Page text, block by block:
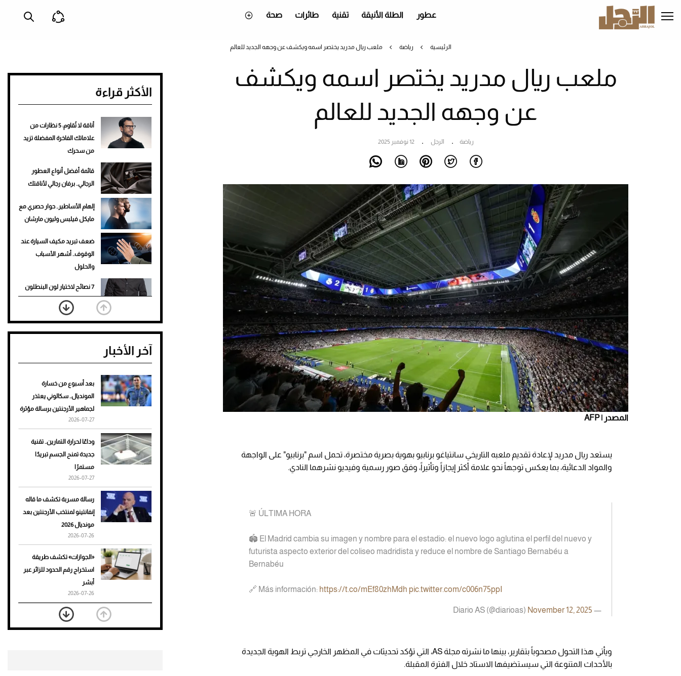
إلى
المحتوى
عطور الطلة الأنيقة تقنية طائرات صحة
الرئيسية رياضة ملعب ريال مدريد يختصر اسمه ويكشف عن وجهه الجديد للعالم
ملعب ريال مدريد يختصر اسمه ويكشف
عن وجهه الجديد للعالم
رياضة الرجل 12 نوفمبر 2025
المصدر | AFP
يستعد ريال مدريد لإعادة تقديم ملعبه التاريخي سانتياغو برنابيو بهوية بصرية مختصرة، تحمل اسم "برنابيو" على الواجهة
والمواد الدعائية، بما يعكس توجهاً نحو علامة أكثر إيجازاً وتأثيراً، وفق صور رسمية وفيديو نشرهما النادي.
🚨 ÚLTIMA HORA
🏟️ El Madrid cambia su imagen y nombre para el estadio: el nuevo logo aglutina el perfil del nuevo y
futurista aspecto exterior del coliseo madridista y reduce el nombre de Santiago Bernabéu a
Bernabéu
🔗 Más información: https://t.co/mEf80zhMdh pic.twitter.com/c006n75ppI
— Diario AS (@diarioas)
November 12, 2025
ويأتي هذا التحول مصحوباً بتقارير، بينها ما نشرته مجلة AS، التي تؤكد تحديثات في المظهر الخارجي تربط الهوية الجديدة
بالأحداث المتنوعة التي سيستضيفها الاستاد خلال الفترة المقبلة.
الأكثر قراءة
أناقة لا تُقاوم: 5 نظارات من
علاماتك الفاخرة المفضلة تزيد
من سحرك
قائمة أفضل أنواع العطور
الرجالي.. برفان رجالي لأناقتك
إلهام الأساطير.. حوار حصري مع
مايكل فيلبس وليون مارشان
ضعف تبريد مكيف السيارة عند
الوقوف.. أشهر الأسباب
والحلول
7 نصائح لاختيار لون البنطلون
المناسب للقميص الأسود
نرى المستقبل من خلال
تصميماتنا.. كيف حجزت 1886
تمنحك فخامة استثنائية
هوى الأبطال
أفضل تدريج للشعر الطويل
لإطلالة جريئة وعصرية
للرجال
آخر الأخبار
بعد أسبوع من خسارة
المونديال.. سكالوني يعتذر
لجماهير الأرجنتين برسالة مؤثرة
2026-07-27
وداعًا لحرارة التمارين.. تقنية
جديدة تمنح الجسم تبريدًا
مستمرًا
2026-07-27
رسالة مسربة تكشف ما قاله
إنفانتينو لمنتخب الأرجنتين بعد
مونديال 2026
2026-07-26
«الجوازات» تكشف طريقة
استخراج رقم الحدود للزائر عبر
أبشر
2026-07-26
بعد 7 أشهر من تعرضه لحادث
مروع.. جوشوا يفوز على برينغا